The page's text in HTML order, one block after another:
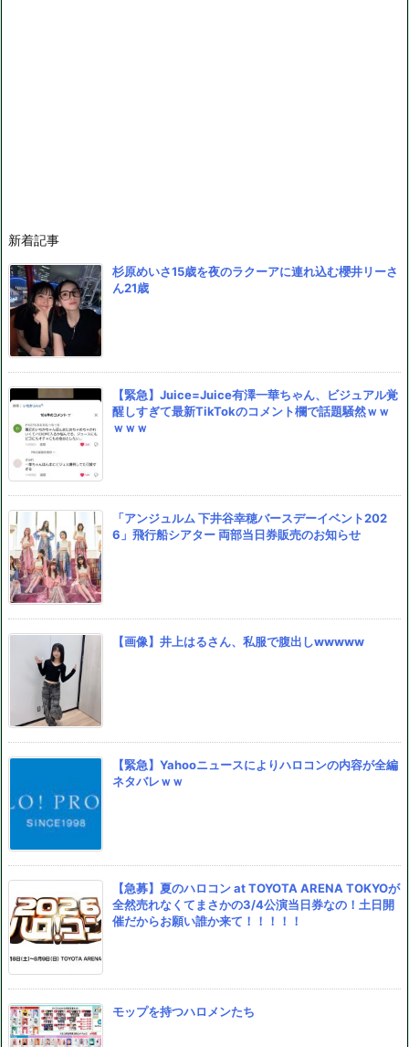
新着記事
杉原めいさ15歳を夜のラクーアに連れ込む櫻井リーさ
ん21歳
【緊急】Juice=Juice有澤一華ちゃん、ビジュアル覚
醒しすぎて最新TikTokのコメント欄で話題騒然ｗｗ
ｗｗｗ
「アンジュルム 下井谷幸穂バースデーイベント202
6」飛行船シアター 両部当日券販売のお知らせ
【画像】井上はるさん、私服で腹出しwwwww
【緊急】Yahooニュースによりハロコンの内容が全編
ネタバレｗｗ
【急募】夏のハロコン at TOYOTA ARENA TOKYOが
全然売れなくてまさかの3/4公演当日券なの！土日開
催だからお願い誰か来て！！！！！
モップを持つハロメンたち